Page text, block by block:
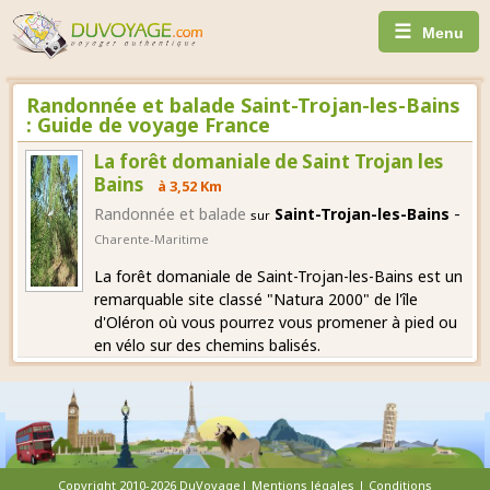
☰ Menu
Randonnée et balade Saint-Trojan-les-Bains
: Guide de voyage France
La forêt domaniale de Saint Trojan les
Bains
à 3,52 Km
Randonnée et balade sur Saint-Trojan-les-Bains -
Charente-Maritime
La forêt domaniale de Saint-Trojan-les-Bains est un
remarquable site classé "Natura 2000" de l'île
d'Oléron où vous pourrez vous promener à pied ou
en vélo sur des chemins balisés.
Copyright 2010-2026 DuVoyage| Mentions légales | Conditions